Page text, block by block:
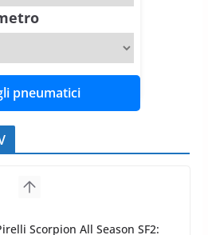
pneumatici
Scorpion All Season SF2:
Stagioni 2022